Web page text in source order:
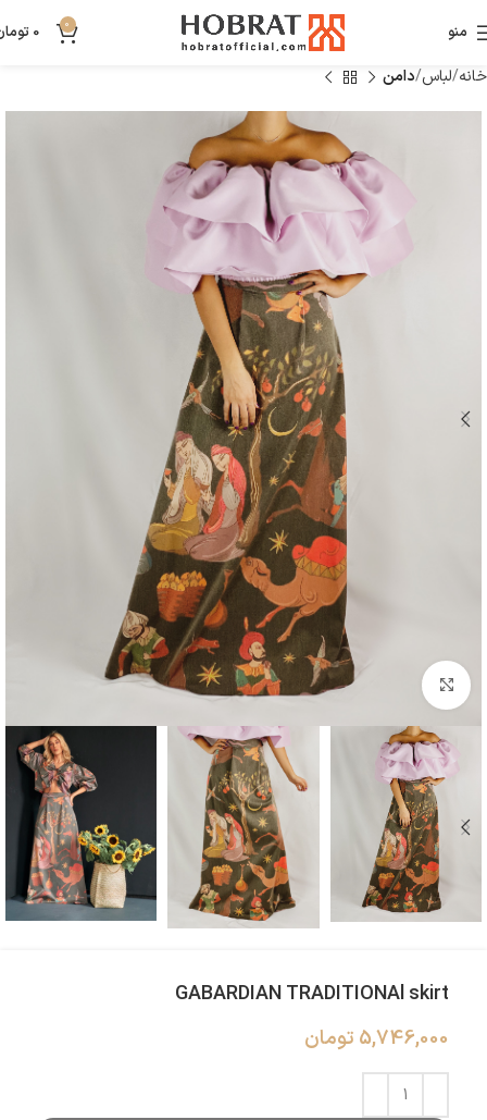
منو 0
0
خانه لباس دامن
بزرگنمایی تصویر
GABARDIAN TRADITIONAl skirt
5,746,000 تومان